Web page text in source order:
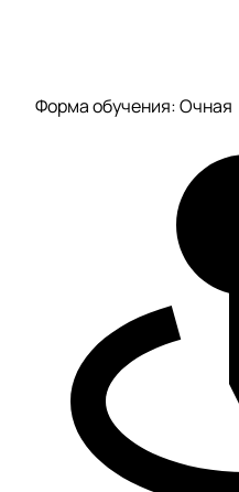
Форма обучения: Очная